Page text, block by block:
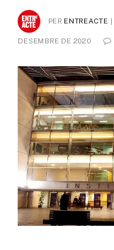
PER ENTREACTE
DESEMBRE DE 2020